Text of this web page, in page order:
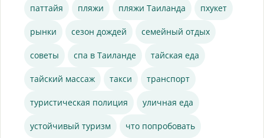
паттайя пляжи пляжи Таиланда пхукет
рынки сезон дождей семейный отдых
советы спа в Таиланде тайская еда
тайский массаж такси транспорт
туристическая полиция уличная еда
устойчивый туризм что попробовать